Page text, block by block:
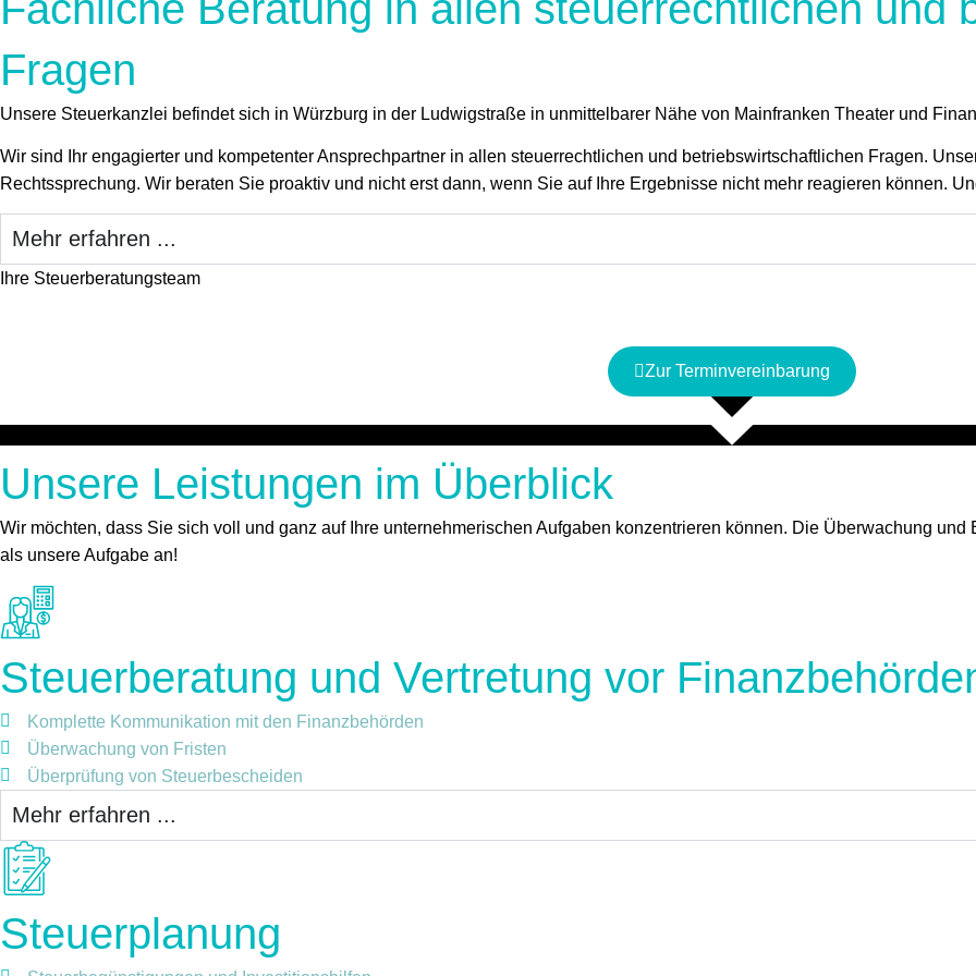
Fragen
Unsere Steuerkanzlei befindet sich in Würzburg in der Ludwigstraße in unmittelbarer Nähe von Mainfranken Theater und
Wir sind Ihr engagierter und kompetenter Ansprechpartner in allen steuerrechtlichen und betriebswirtschaftlichen Fragen.
Rechtssprechung. Wir beraten Sie proaktiv und nicht erst dann, wenn Sie auf Ihre Ergebnisse nicht mehr reagieren können.
Mehr erfahren ...
Ihre Steuerberatungsteam
Zur Terminvereinbarung
Unsere Leistungen im Überblick
Wir möchten, dass Sie sich voll und ganz auf Ihre unternehmerischen Aufgaben konzentrieren können. Die Überwachung
als unsere Aufgabe an!
Steuerberatung und Vertretung vor
Komplette Kommunikation mit den Finanzbehörden
Überwachung von Fristen
Überprüfung von Steuerbescheiden
Mehr erfahren ...
Steuerplanung